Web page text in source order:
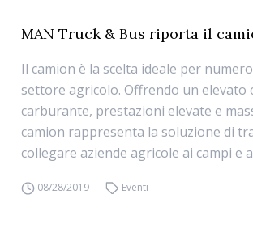
MAN Truck & Bus riporta il
Il camion è la scelta ideale per
settore agricolo. Offrendo un elevato
carburante, prestazioni elevate e
camion rappresenta la soluzione di
collegare aziende agricole ai campi e
08/28/2019 Eventi